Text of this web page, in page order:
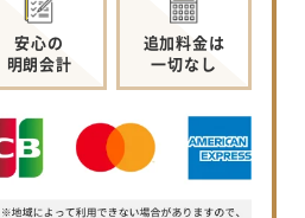
安心の
明朗会計
追加料金は
一切なし